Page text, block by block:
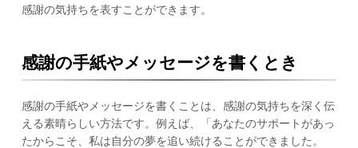
感謝の気持ちを表すことができます。
感謝の手紙やメッセージを書くとき
感謝の手紙やメッセージを書くことは、感謝の気持ちを深く伝
える素晴らしい方法です。例えば、「あなたのサポートがあっ
たからこそ、私は自分の夢を追い続けることができました。